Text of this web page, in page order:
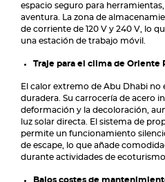
espacio seguro para
aventura. La zona de
de corriente de 120 V y 240 V, lo
una estación de trabajo móvil.
Traje para el clima de Oriente
El calor extremo de Abu Dhabi no
duradera. Su carrocería de acero
deformación y la decoloración,
luz solar directa. El sistema de
permite un funcionamiento
de escape, lo que añade
durante actividades de
Bajos costes de